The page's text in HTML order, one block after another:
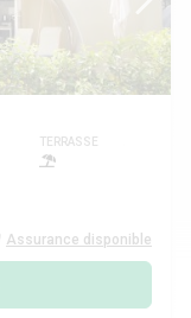
TERRASSE
Assurance disponible